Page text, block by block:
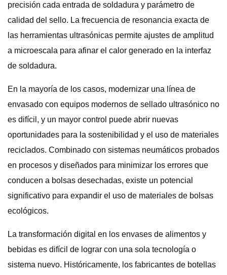
precisión cada entrada de soldadura y parámetro de
calidad del sello. La frecuencia de resonancia exacta de
las herramientas ultrasónicas permite ajustes de amplitud
a microescala para afinar el calor generado en la interfaz
de soldadura.
En la mayoría de los casos, modernizar una línea de
envasado con equipos modernos de sellado ultrasónico no
es difícil, y un mayor control puede abrir nuevas
oportunidades para la sostenibilidad y el uso de materiales
reciclados. Combinado con sistemas neumáticos probados
en procesos y diseñados para minimizar los errores que
conducen a bolsas desechadas, existe un potencial
significativo para expandir el uso de materiales de bolsas
ecológicos.
La transformación digital en los envases de alimentos y
bebidas es difícil de lograr con una sola tecnología o
sistema nuevo. Históricamente, los fabricantes de botellas